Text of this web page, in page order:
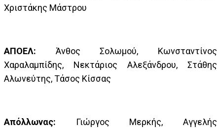
Χριστάκης Μάστρου
ΑΠΟΕΛ: Άνθος Σολωμού, Κωνσταντίνος
Χαραλαμπίδης, Νεκτάριος Αλεξάνδρου, Στάθης
Αλωνεύτης, Τάσος Κίσσας
Απόλλωνας: Γιώργος Μερκής, Αγγελής